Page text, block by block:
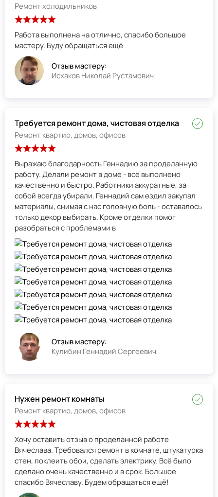
Ремонт холодильников
Работа выполнена на отлично, спасибо большое
мастеру. Буду обращаться ещё
Отзыв мастеру:
Исхаков Николай Рустамович
Требуется ремонт дома, чистовая отделка
Ремонт квартир, домов, офисов
Выражаю благодарность Геннадию за проделанную
работу. Делали ремонт в доме - всё выполнено
качественно и быстро. Работники аккуратные, за
собой всегда убирали. Геннадий сам ездил закупал
материалы, снимая с нас головную боль - оставалось
только декор выбирать. Кроме отделки помог
разобраться с проблемами в
Отзыв мастеру:
Кулибин Геннадий Сергеевич
Нужен ремонт комнаты
Ремонт квартир, домов, офисов
Хочу оставить отзыв о проделанной работе
Вячеслава. Требовался ремонт в комнате, штукатурка
стен, поклеить обои, сделать электрику. Всё было
сделано очень качественно и в срок. Большое
спасибо Вячеславу. Будем обращаться ещё!